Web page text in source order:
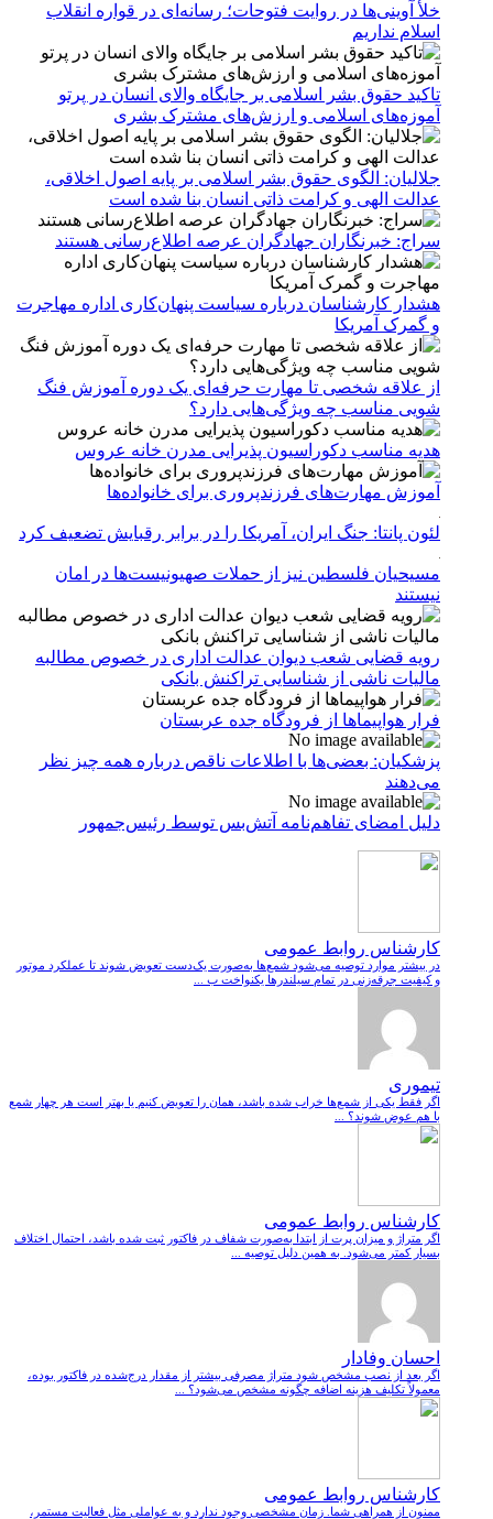
خلأ آوینی‌ها در روایت فتوحات؛ رسانه‌ای در قواره انقلاب
اسلام نداریم
تاکید حقوق بشر اسلامی بر جایگاه والای انسان در پرتو
آموزه‌های اسلامی و ارزش‌های مشترک بشری
جلالیان: الگوی حقوق بشر اسلامی بر پایه اصول اخلاقی،
عدالت الهی و کرامت ذاتی انسان بنا شده است
سراج: خبرنگاران جهادگران عرصه اطلاع‌رسانی هستند
هشدار کارشناسان درباره سیاست پنهان‌کاری اداره مهاجرت
و گمرک آمریکا
از علاقه شخصی تا مهارت حرفه‌ای یک دوره آموزش فنگ
شویی مناسب چه ویژگی‌هایی دارد؟
هدیه مناسب دکوراسیون پذیرایی مدرن خانه عروس
آموزش مهارت‌های فرزندپروری برای خانواده‌ها
لئون پانتا: جنگ ایران، آمریکا را در برابر رقبایش تضعیف کرد
مسیحیان فلسطین نیز از حملات صهیونیست‌ها در امان
نیستند
رویه قضایی شعب دیوان عدالت اداری در خصوص مطالبه
مالیات ناشی از شناسایی تراکنش بانکی
فرار هواپیماها از فرودگاه جده عربستان
پزشکیان: بعضی‌ها با اطلاعات ناقص درباره همه چیز نظر
می‌دهند
دلیل امضای تفاهم‌نامه آتش‌بس توسط رئیس‌جمهور
کارشناس روابط عمومی
در بیشتر موارد توصیه می‌شود شمع‌ها به‌صورت یک‌دست تعویض شوند تا عملکرد موتور
و کیفیت جرقه‌زنی در تمام سیلندرها یکنواخت ب ...
تیموری
اگر فقط یکی از شمع‌ها خراب شده باشد، همان را تعویض کنیم یا بهتر است هر چهار شمع
با هم عوض شوند؟ ...
کارشناس روابط عمومی
اگر متراژ و میزان پرت از ابتدا به‌صورت شفاف در فاکتور ثبت شده باشد، احتمال اختلاف
بسیار کمتر می‌شود. به همین دلیل توصیه ...
احسان وفادار
اگر بعد از نصب مشخص شود متراژ مصرفی بیشتر از مقدار درج‌شده در فاکتور بوده،
معمولاً تکلیف هزینه اضافه چگونه مشخص می‌شود؟ ...
کارشناس روابط عمومی
ممنون از همراهی شما. زمان مشخصی وجود ندارد و به عواملی مثل فعالیت مستمر،